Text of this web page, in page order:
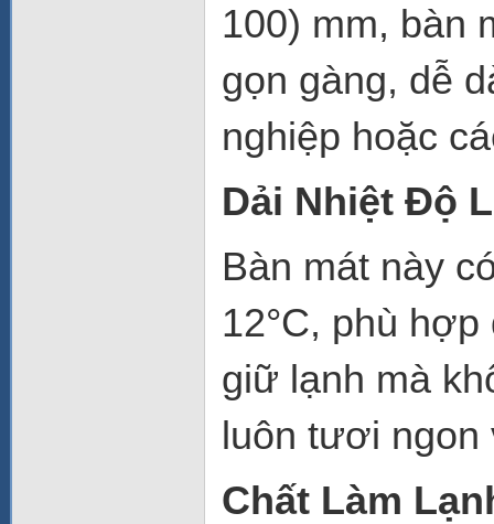
100) mm, bàn
gọn gàng, dễ
nghiệp hoặc
Dải Nhiệt Độ
Bàn mát này
12°C, phù hợp
giữ lạnh mà
luôn tươi ngon
Chất Làm